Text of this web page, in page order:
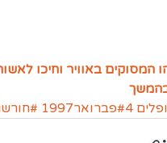
המסוקים באוויר וחיכו
#4פברואר1997